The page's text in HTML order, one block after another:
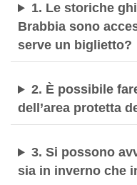
1. Le storiche
Brabbia sono
serve un biglietto?
2. È possibile
dell’area protetta
3. Si possono
sia in inverno che